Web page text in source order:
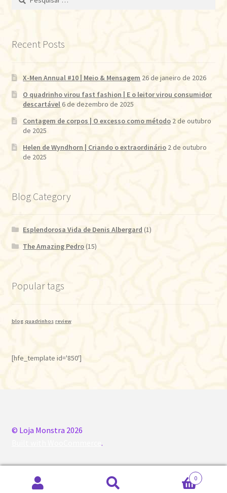
Recent Posts
X-Men Annual #10 | Meio & Mensagem 26 de janeiro de 2026
O quadrinho virou fast fashion | E o leitor virou consumidor
descartável 6 de dezembro de 2025
Contagem de corpos | O excesso como método 2 de outubro
de 2025
Helen de Wyndhorn | Criando o extraordinário 2 de outubro
de 2025
Blog Category
Esplendorosa Vida de Denis Albergard (1)
The Amazing Pedro(15)
Popular tags
blog quadrinhos review
[hfe_template id='850']
© Loja Monstra 2026
.
Pesquisar
Pesquisar
0